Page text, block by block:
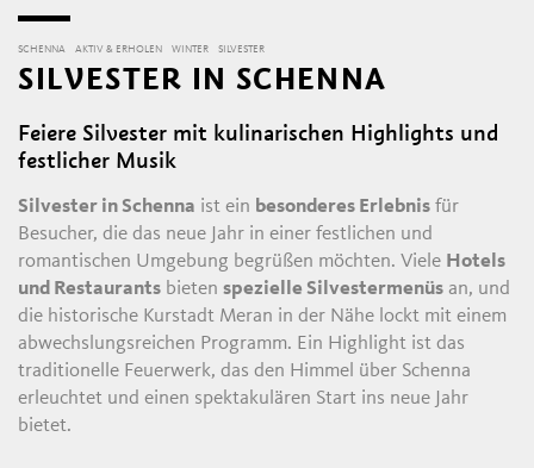
SCHENNA AKTIV & ERHOLEN WINTER SILVESTER
SILVESTER IN SCHENNA
Feiere Silvester mit kulinarischen Highlights und
festlicher Musik
Silvester in Schenna ist ein besonderes Erlebnis für
Besucher, die das neue Jahr in einer festlichen und
romantischen Umgebung begrüßen möchten. Viele Hotels
und Restaurants bietenspezielle Silvestermenüs an, und
die historische Kurstadt Meran in der Nähe lockt mit einem
abwechslungsreichen Programm. Ein Highlight ist das
traditionelle Feuerwerk, das den Himmel über Schenna
erleuchtet und einen spektakulären Start ins neue Jahr
bietet.